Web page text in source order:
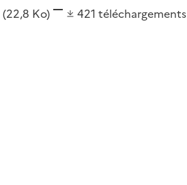
(22,8 Ko) 421 téléchargements